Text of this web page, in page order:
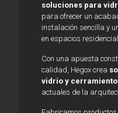
soluciones para
para ofrecer un
instalación sencilla y
en espacios
Con una apuesta
calidad, Hegox crea
vidrio y
actuales de la